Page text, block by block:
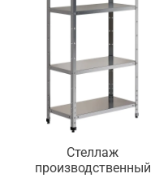
Стеллаж
производственный